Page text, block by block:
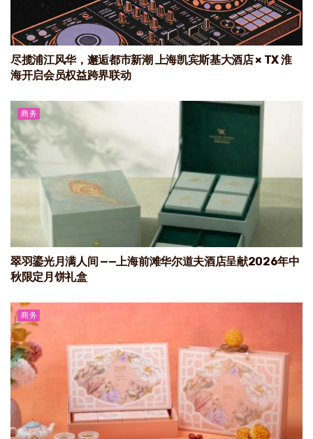
尽揽浦江风华，邂逅都市新潮 上海凯宾斯基大酒店 × TX 淮
海开启会员权益跨界联动
商务
翠羽鎏光月满人间 ——上海前滩华尔道夫酒店呈献2026年中
秋限定月饼礼盒
商务